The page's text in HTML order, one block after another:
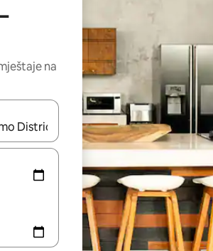
na
pregledati koristeći se strelicama prema